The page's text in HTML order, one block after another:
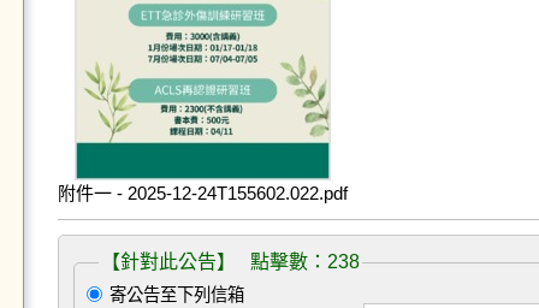
附件一 - 2025-12-24T155602.022.pdf
【針對此公告】 點擊數：238
寄公告至下列信箱